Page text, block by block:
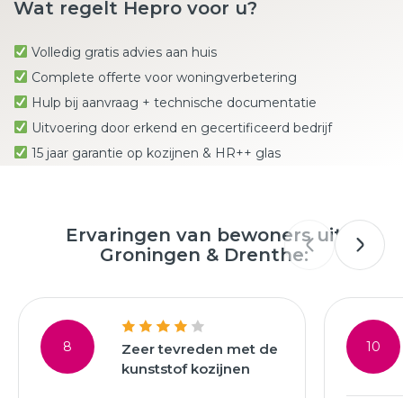
Wat regelt Hepro voor u?
Volledig gratis advies aan huis
Complete offerte voor woningverbetering
Hulp bij aanvraag + technische documentatie
Uitvoering door erkend en gecertificeerd bedrijf
15 jaar garantie op kozijnen & HR++ glas
Ervaringen van bewoners uit
Groningen & Drenthe:
8
Zeer tevreden met de
kunststof kozijnen
10